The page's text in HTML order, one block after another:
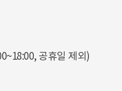
공휴일 제외)